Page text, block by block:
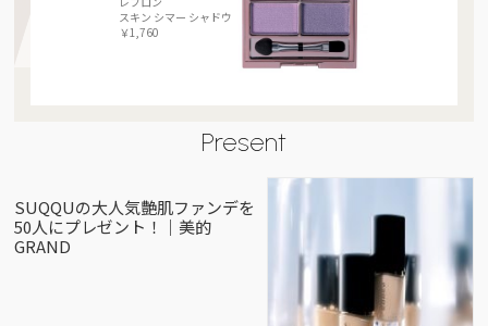
スキン シマー シャドウ
￥1,760
Present
SUQQUの大人気艶肌ファンデを
50人にプレゼント！｜美的
GRAND